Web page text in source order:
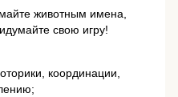
животным имена,
свою игру!
координации,